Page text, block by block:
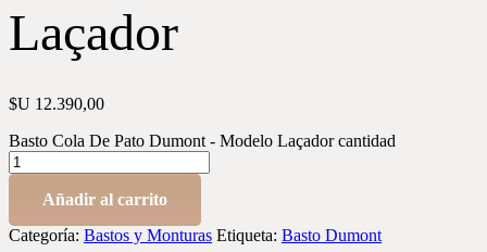
Laçador
$U 12.390,00
Basto Cola De Pato Dumont - Modelo Laçador cantidad
Añadir al carrito
Categoría: Bastos y Monturas Etiqueta: Basto Dumont